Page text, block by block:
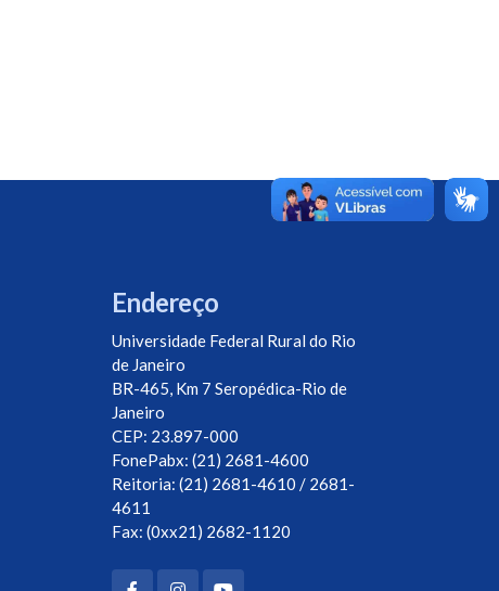
Endereço
Universidade Federal Rural do Rio
de Janeiro
BR-465, Km 7 Seropédica-Rio de
Janeiro
CEP: 23.897-000
FonePabx: (21) 2681-4600
Reitoria: (21) 2681-4610 / 2681-
4611
Fax: (0xx21) 2682-1120